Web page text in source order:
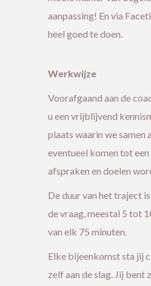
aanpassing! En via
heel goed te doen.
Werkwijze
Voorafgaand aan de
u een vrijblijvend
plaats waarin we samen
eventueel komen tot
afspraken en doelen
De duur van het traject
de vraag, meestal 5 tot
van elk 75 minuten.
Elke bijeenkomst sta jij
zelf aan de slag. Jij bent